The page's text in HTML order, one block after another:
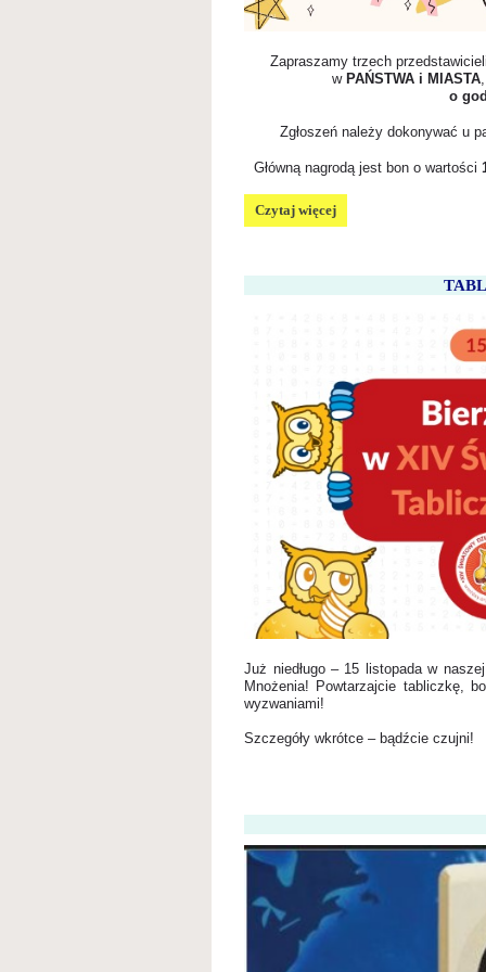
Zapraszamy trzech
w PAŃSTWA i MIASTA
o
Zgłoszeń należy dokonywać u
Główną nagrodą jest bon o wartości
PAŃSTWA
I
Czytaj więcej
Już niedługo – 15 listopada w
Mnożenia! Powtarzajcie tabliczkę,
wyzwaniami!
Szczegóły wkrótce – bądźcie czujni!